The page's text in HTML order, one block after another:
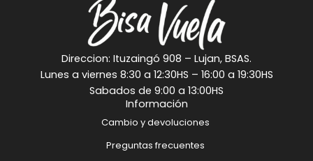
Direccion: Ituzaingó 908 – Lujan, BSAS.
Lunes a viernes 8:30 a 12:30HS – 16:00 a 19:30HS
Sabados de 9:00 a 13:00HS
Información
Cambio y devoluciones
Preguntas frecuentes